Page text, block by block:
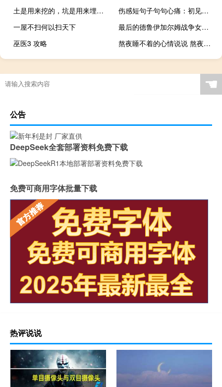
土是用来挖的，坑是用来埋你的
伤感短句子句句心痛：初见动了心，再见痛了心
一屋不扫何以扫天下
最后的德鲁伊加尔姆战争女主是谁（最后的德鲁伊加尔姆战争）
巫医3 攻略
熬夜睡不着的心情说说 熬夜心累的感悟句子
☚
公告
DeepSeek全套部署资料免费下载
免费可商用字体批量下载
热评说说